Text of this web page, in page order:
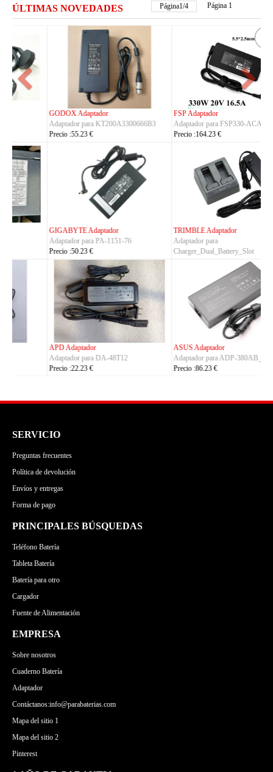
ÚLTIMAS NOVEDADES Página2/4 Página 1
FSP Adaptador
Adaptador para FSP330-ACAU3
Precio :164.23 €
HUAWEI Adaptador
Adaptador para S190126D1D
Precio :40.23 €
TRIMBLE Adaptador
Adaptador para
Charger_Dual_Battery_Slot
Precio :149.23 €
ASUS Adaptador
Adaptador para A14-150P1A
Precio :42.23 €
ASUS Adaptador
Adaptador para ADP-380AB_B
Precio :86.23 €
OLYMPUS Adaptador
Adaptador para CH4000
Precio :100.23 €
SERVICIO
Preguntas frecuentes
Política de devolución
Envíos y entregas
Forma de pago
PRINCIPALES BÚSQUEDAS
Teléfono Batería
Tableta Batería
Batería para otro
Cargador
Fuente de Alimentación
EMPRESA
Sobre nosotros
Cuaderno Batería
Adaptador
Contáctanos:info@parabaterias.com
Mapa del sitio 1
Mapa del sitio 2
Pinterest